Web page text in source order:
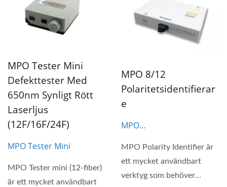
MPO Tester Mini
Defekttester Med
650nm Synligt Rött
Laserljus
(12F/16F/24F)
MPO Tester Mini
MPO Tester mini (12-fiber)
är ett mycket användbart
MPO 8/12
Polaritetsidentifierar
E
MPO
MPO Polarity Identifier är
ett mycket användbart
verktyg som behöver